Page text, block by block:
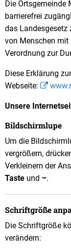
Die Ortsgemeinde
barrierefrei
das Landesgesetz
von Menschen mit
Verordnung zur
Diese Erklärung
Webseite:
Unsere
Bildschirmlupe
Um die
vergrößern,
Verkleinern der
Taste und –.
Schriftgröße
Die Schriftgröße
verändern: